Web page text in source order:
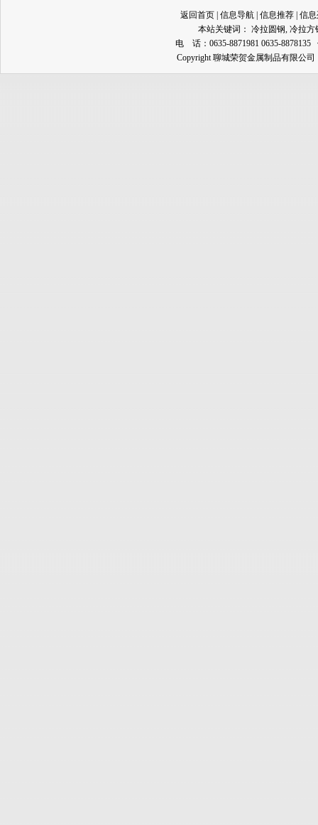
返回首页 信息导航 信息推荐 信
本站关键词： 冷拉圆钢, 冷拉方
电 话：0635-8871981 0635-
Copyright 聊城荣贺金属制品有限